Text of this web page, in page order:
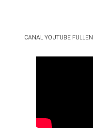
CANAL YOUTUBE FULLEN